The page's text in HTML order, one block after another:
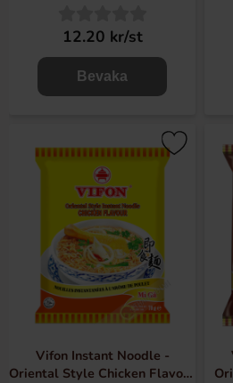
12.20 kr/st
Bevaka
Vifon Instant Noodle -
Oriental Style Chicken Flavour